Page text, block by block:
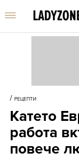
/ РЕЦЕПТИ
Катето
работа
повече